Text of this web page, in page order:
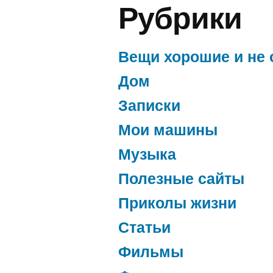
Рубрики
Вещи хорошие и не
Дом
Записки
Мои машины
Музыка
Полезные сайты
Приколы жизни
Статьи
Фильмы